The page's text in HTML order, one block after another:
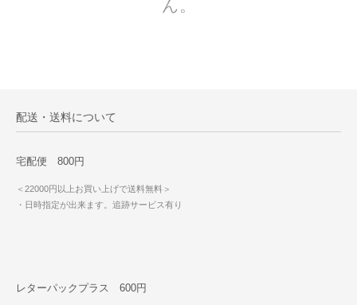
ん。
配送・送料について
宅配便 800円
＜22000円以上お買い上げで送料無料＞
・日時指定が出来ます。追跡サービス有り
レターパックプラス 600円